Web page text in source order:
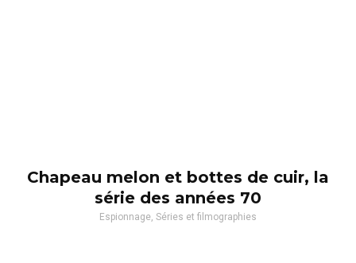
Chapeau melon et bottes de cuir, la
série des années 70
Espionnage, Séries et filmographies